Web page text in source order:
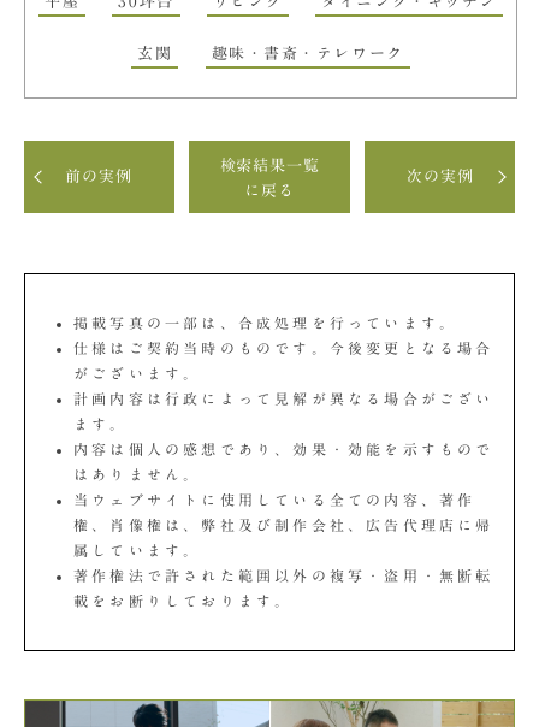
玄関 趣味・書斎・テレワーク
前の実例
検索結果一覧
に戻る
次の実例
掲載写真の一部は、合成処理を行っています。
仕様はご契約当時のものです。今後変更となる場合
がございます。
計画内容は行政によって見解が異なる場合がござい
ます。
内容は個人の感想であり、効果・効能を示すもので
はありません。
当ウェブサイトに使用している全ての内容、著作
権、肖像権は、弊社及び制作会社、広告代理店に帰
属しています。
著作権法で許された範囲以外の複写・盗用・無断転
載をお断りしております。